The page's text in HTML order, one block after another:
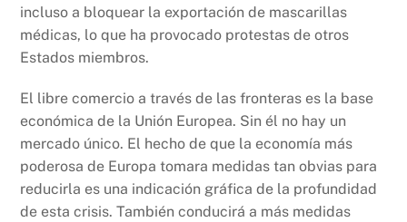
incluso a bloquear la exportación de mascarillas
médicas, lo que ha provocado protestas de otros
Estados miembros.
El libre comercio a través de las fronteras es la base
económica de la Unión Europea. Sin él no hay un
mercado único. El hecho de que la economía más
poderosa de Europa tomara medidas tan obvias para
reducirla es una indicación gráfica de la profundidad
de esta crisis. También conducirá a más medidas